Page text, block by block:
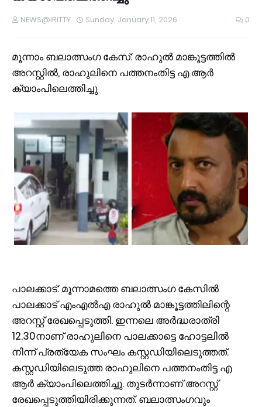
NEWS@IRITTY Sunday, January 11, 2026 0
മൂന്നാം ബലാത്സം​ഗ കേസ്: രാഹുൽ മാങ്കൂട്ടത്തിൽ
അറസ്റ്റിൽ, രാഹുലിനെ പത്തനംതിട്ട എ ആർ
ക്യാംപിലെത്തിച്ചു
പാലക്കാട്: മൂന്നാമത്തെ ബലാത്സം​ഗ കേസിൽ
പാലക്കാട് എംഎൽഎ രാഹുൽ മാങ്കൂട്ടത്തിലിന്റെ
അറസ്റ്റ് രേഖപ്പെടുത്തി. ഇന്നലെ അർദ്ധരാത്രി
12.30നാണ് രാ​ഹുലിനെ പാലക്കാട്ടെ ഹോട്ടലിൽ
നിന്ന് പ്രത്യേക സംഘം കസ്റ്റഡിയിലെടുത്തത്.
കസ്റ്റഡിയിലെടുത്ത രാഹുലിനെ പത്തനംതിട്ട എ
ആർ ക്യാംപിലെത്തിച്ചു. തുടര്‍ന്നാണ് അറസ്റ്റ്
രേഖപ്പെടുത്തിയിരിക്കുന്നത്. ബലാത്സംഗവും